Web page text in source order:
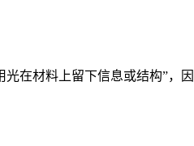
在材料上留下信息或结构”